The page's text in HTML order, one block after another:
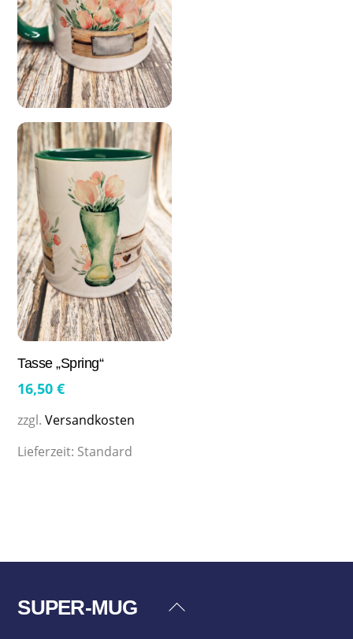
Tasse „Spring“
16,50€
zzgl.Versandkosten
Lieferzeit: Standard
Back
SUPER-MUG